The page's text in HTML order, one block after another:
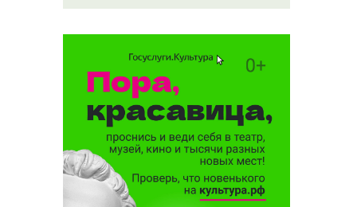
сүзе бу. Әлеге сүзне күршең
тиешле, чөнки кеше бөтен
яшәеше, барлыгы белән Аңа
бурычлы.